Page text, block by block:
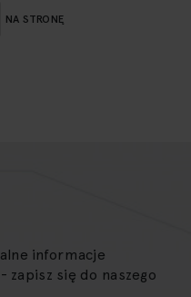
NA STRONĘ
informacje
zapisz się do naszego